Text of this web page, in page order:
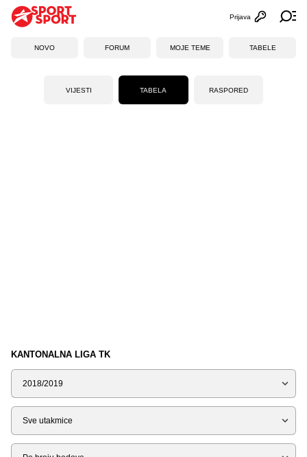
Otvori
Prijava
NOVO FORUM MOJE TEME TABELE
VIJESTI TABELA RASPORED
KANTONALNA LIGA TK
Sezona
Tip
Liga